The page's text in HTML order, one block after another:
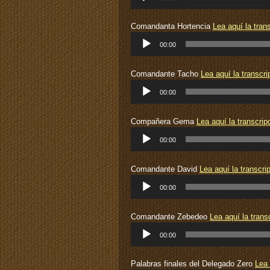
audio
Comandanta Hortencia Lea aquí la
Reproductor
audio
00:00
Comandante Tacho Lea aquí la
Reproductor
audio
00:00
Compañera Gema Lea aquí la
Reproductor
audio
00:00
Comandante David
Lea aquí la
Reproductor
audio
00:00
Comandante Zebedeo Lea aquí la
Reproductor
audio
00:00
Palabras finales del Delegado Zero